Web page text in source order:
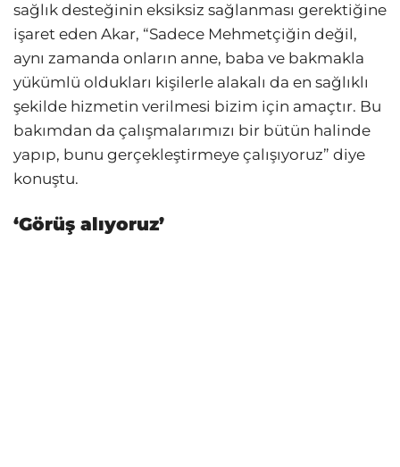
sağlık desteğinin eksiksiz sağlanması gerektiğine
işaret eden Akar, “Sadece Mehmetçiğin değil,
aynı zamanda onların anne, baba ve bakmakla
yükümlü oldukları kişilerle alakalı da en sağlıklı
şekilde hizmetin verilmesi bizim için amaçtır. Bu
bakımdan da çalışmalarımızı bir bütün halinde
yapıp, bunu gerçekleştirmeye çalışıyoruz” diye
konuştu.
‘Görüş alıyoruz’